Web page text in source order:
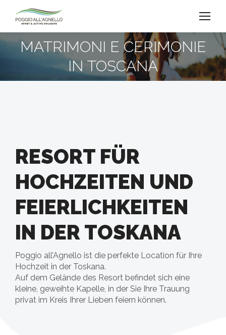
MATRIMONI E CERIMONIE
IN TOSCANA
Sie befinden sich hier:
RESORT FÜR
HOCHZEITEN UND
FEIERLICHKEITEN
IN DER TOSKANA
Poggio all’Agnello ist die perfekte Location für Ihre
Hochzeit in der Toskana.
Auf dem Gelände des Resort befindet sich eine
kleine, geweihte Kapelle, in der Sie Ihre Trauung
privat im Kreis Ihrer Lieben feiern können.